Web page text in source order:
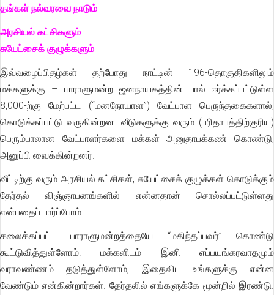
தங்கள் நல்வரவை நாடும்
அரசியல் கட்சிகளும்
சுயேட்சைக் குழுக்களும்
இவ்வழைப்பிதழ்கள் தற்போது நாட்டின் 196-தொகுதிகளிலும்
மக்களுக்கு – பாராளுமன்ற ஜனநாயகத்தின் பால் ஈர்க்கப்பட்டுள்ள
8,000-ற்கு மேற்பட்ட (“மனநோயாள”) வேட்பாள பெருந்தகைகளால்,
கொடுக்கப்பட்டு வருகின்றன. வீடுகளுக்கு வரும் (பரிதாபத்திற்குரிய)
பெரும்பாலான வேட்பாளர்களை மக்கள் அனுதாபக்கண் கொண்டு,
அனுப்பி வைக்கின்றனர்.
வீட்டிற்கு வரும் அரசியல் கட்சிகள், சுயேட்சைக் குழுக்கள் கொடுக்கும்
தேர்தல் விஞ்ஞாபனங்களில் என்னதான் சொல்லப்பட்டுள்ளது
என்பதைப் பார்ப்போம்.
கலைக்கப்பட்ட பாராளுமன்றத்தையே “மகிந்தப்பவர்” கொண்டு
கூட்டுவித்துள்ளோம். மக்களிடம் இனி எப்பயங்கரவாதமும்
வராவண்ணம் தடுத்துள்ளோம், இதைவிட உங்களுக்கு என்ன
வேண்டும் என்கின்றார்கள். தேர்தலில் எங்களுக்கே மூன்றில் இரண்டு.